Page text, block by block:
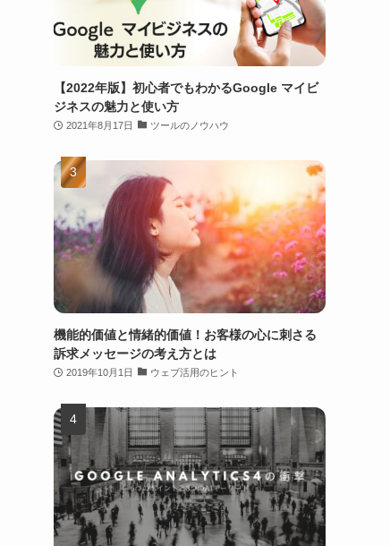
【2022年版】初心者でもわかるGoogle マイビ
ジネスの魅力と使い方
2021年8月17日 ツールのノウハウ
機能的価値と情緒的価値！お客様の心に刺さる
訴求メッセージの考え方とは
2019年10月1日 ウェブ活用のヒント